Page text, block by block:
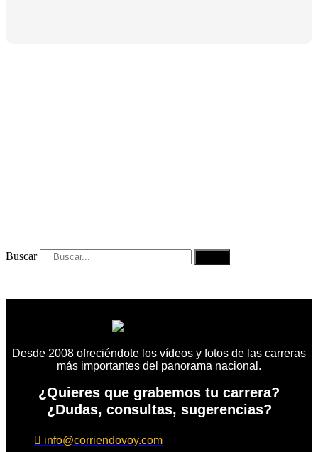
Buscar
Desde 2008 ofreciéndote los vídeos y fotos de las carreras
más importantes del panorama nacional.
¿Quieres que grabemos tu carrera?
¿Dudas, consultas, sugerencias?
info@corriendovoy.com